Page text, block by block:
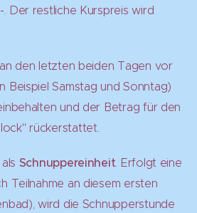
Der restliche Kurspreis wird
den letzten beiden Tagen vor
Beispiel Samstag und Sonntag)
und der Betrag für den
rückerstattet.
Schnuppereinheit. Erfolgt eine
Teilnahme an diesem ersten
wird die Schnupperstunde